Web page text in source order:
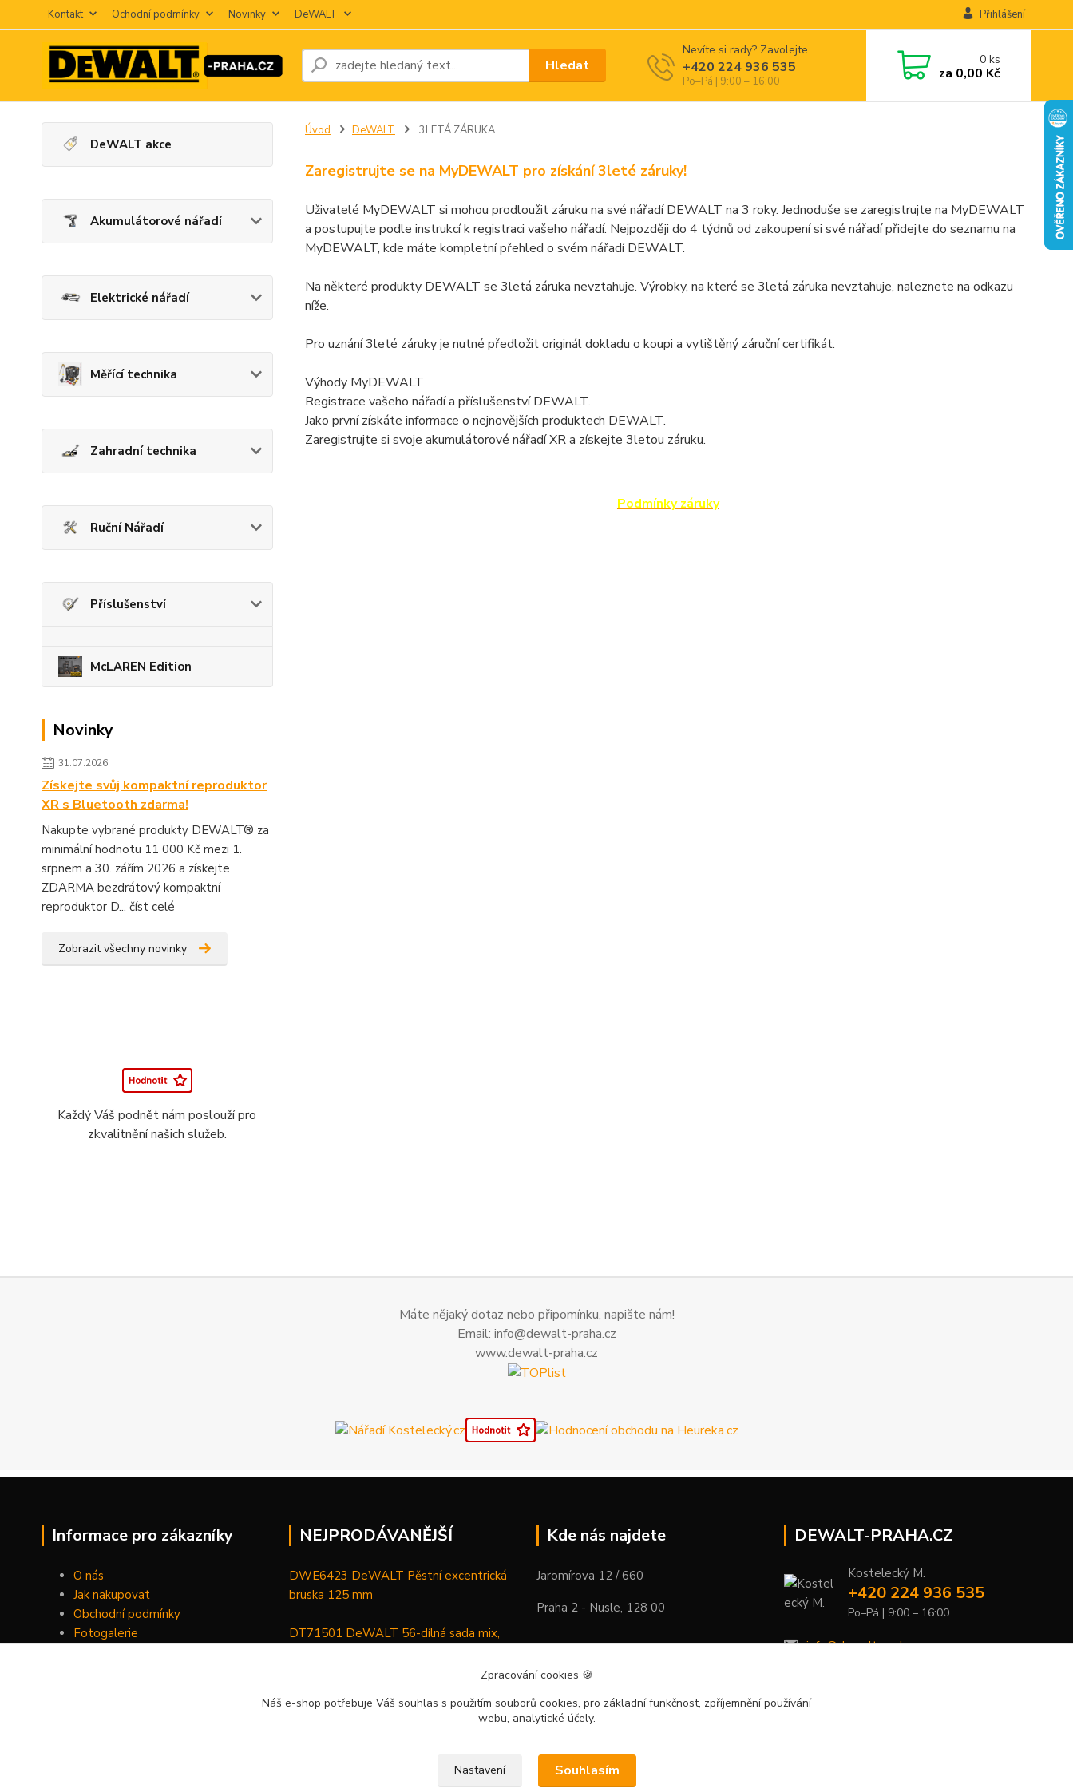
Kontakt Ochodní podmínky Novinky DeWALT Přihlášení
Hledat
Nevíte si rady? Zavolejte.
+420 224 936 535
Po–Pá | 9:00 – 16:00
0ks
za 0,00 Kč
DeWALT akce
Akumulátorové nářadí
Elektrické nářadí
Měřící technika
Zahradní technika
Ruční Nářadí
Příslušenství
McLAREN Edition
Novinky
31.07.2026
Získejte svůj kompaktní reproduktor
XR s Bluetooth zdarma!
Nakupte vybrané produkty DEWALT® za
minimální hodnotu 11 000 Kč mezi 1.
srpnem a 30. zářím 2026 a získejte
ZDARMA bezdrátový kompaktní
reproduktor D... číst celé
Zobrazit všechny novinky
Každý Váš podnět nám poslouží pro
zkvalitnění našich služeb.
Úvod DeWALT 3LETÁ ZÁRUKA
Zaregistrujte se na MyDEWALT pro získání 3leté záruky!
Uživatelé MyDEWALT si mohou prodloužit záruku na své nářadí DEWALT na 3 roky. Jednoduše se zaregistrujte na MyDEWALT
a postupujte podle instrukcí k registraci vašeho nářadí. Nejpozději do 4 týdnů od zakoupení si své nářadí přidejte do seznamu na
MyDEWALT, kde máte kompletní přehled o svém nářadí DEWALT.
Na některé produkty DEWALT se 3letá záruka nevztahuje. Výrobky, na které se 3letá záruka nevztahuje, naleznete na odkazu
níže.
Pro uznání 3leté záruky je nutné předložit originál dokladu o koupi a vytištěný záruční certifikát.
Výhody MyDEWALT
Registrace vašeho nářadí a příslušenství DEWALT.
Jako první získáte informace o nejnovějších produktech DEWALT.
Zaregistrujte si svoje akumulátorové nářadí XR a získejte 3letou záruku.
Podmínky záruky
Máte nějaký dotaz nebo připomínku, napište nám!
Email: info@dewalt-praha.cz
www.dewalt-praha.cz
Informace pro zákazníky
O nás
Jak nakupovat
Obchodní podmínky
Fotogalerie
NEJPRODÁVANĚJŠÍ
DWE6423 DeWALT Pěstní excentrická
bruska 125 mm
DT71501 DeWALT 56-dílná sada mix,
maznice 18 V XR Li-Ion samostatný stroj
Kde nás najdete
Jaromírova 12 / 660
Praha 2 - Nusle, 128 00
DEWALT-PRAHA.CZ
Kostelecký M.
+420 224 936 535
Po–Pá | 9:00 – 16:00
info@dewalt-praha.cz
Zpracování cookies 🍪
Náš e-shop potřebuje Váš souhlas s použitím souborů cookies, pro základní funkčnost, zpříjemnění používání
webu, analytické účely.
Nastavení Souhlasím